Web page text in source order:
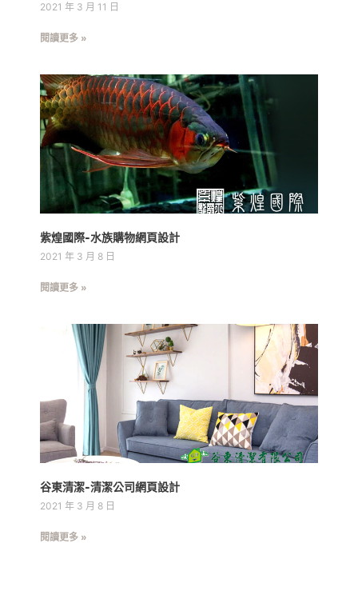
2021 年 3 月 11 日
閱讀更多 »
紫煌國際-水族購物網頁設計
2021 年 3 月 8 日
閱讀更多 »
谷東清潔-清潔公司網頁設計
2021 年 3 月 8 日
閱讀更多 »